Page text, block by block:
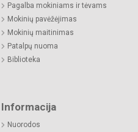
Pagalba mokiniams ir tėvams
Mokinių pavėžėjimas
Mokinių maitinimas
Patalpų nuoma
Biblioteka
Informacija
Nuorodos